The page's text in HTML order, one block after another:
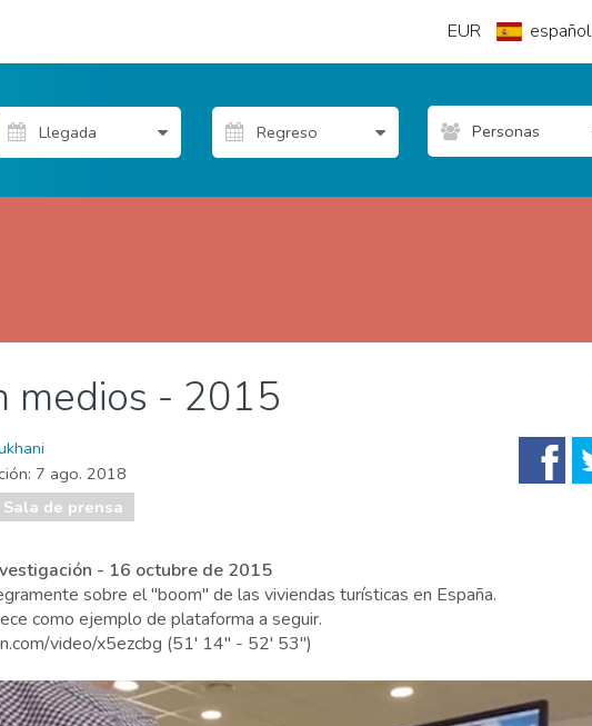
EUR español
Personas
Tablón del sector
medios - 2015
7 ago. 2018
Sala de prensa
- 16 octubre de 2015
sobre el "boom" de las viviendas turísticas en España.
como ejemplo de plataforma a seguir.
video/x5ezcbg (51' 14" - 52' 53")